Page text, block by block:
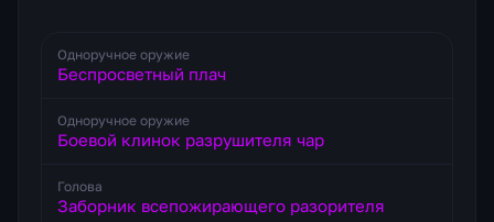
Одноручное оружие
Беспросветный плач
Одноручное оружие
Боевой клинок разрушителя чар
Голова
Заборник всепожирающего разорителя